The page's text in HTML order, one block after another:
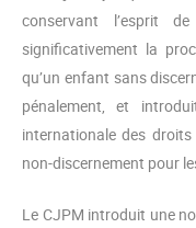
conservant l’esprit de
significativement la
qu’un enfant sans
pénalement, et
internationale des
non-discernement pour
Le CJPM introduit une